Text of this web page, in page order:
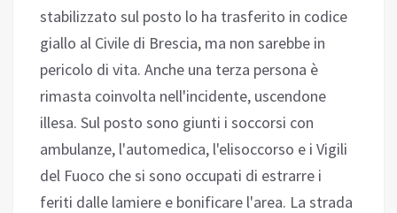
stabilizzato sul posto lo ha trasferito in codice
giallo al Civile di Brescia, ma non sarebbe in
pericolo di vita. Anche una terza persona è
rimasta coinvolta nell'incidente, uscendone
illesa. Sul posto sono giunti i soccorsi con
ambulanze, l'automedica, l'elisoccorso e i Vigili
del Fuoco che si sono occupati di estrarre i
feriti dalle lamiere e bonificare l'area. La strada